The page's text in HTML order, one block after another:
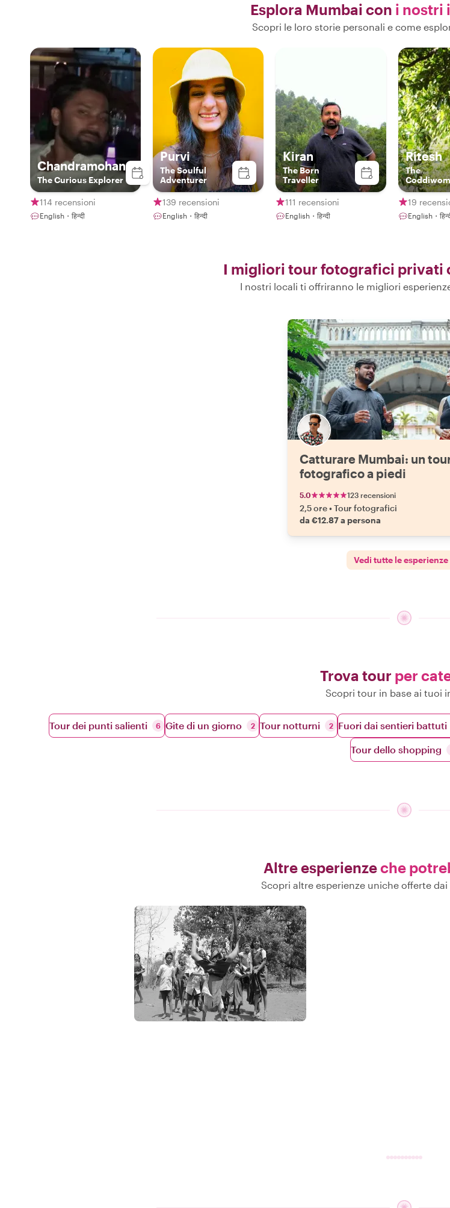
Esplora Mumbai con i nostri
Scopri le loro storie personali e come
Chandramohan
The Curious Explorer
114 recensioni
English・हिन्दी
Purvi
The Soulful
Adventurer
139 recensioni
English・हिन्दी
Kiran
The Born
Traveller
111 recensioni
English・हिन्दी
Ritesh
The
19
English・
I migliori tour fotografici privati
I nostri locali ti offriranno le migliori
Catturare Mumbai: un
fotografico a piedi
5.0 123 recensioni
2,5 ore•Tour fotografici
da €12.87 a persona
Vedi tutte le esperienze
Trova tour per
Scopri tour in base ai tuoi
Tour dei punti salienti 6 Gite di un giorno 2 Tour notturni 2 Fuori dai sentieri battuti
Tour dello shopping
Altre esperienzeche
Scopri altre esperienze uniche offerte